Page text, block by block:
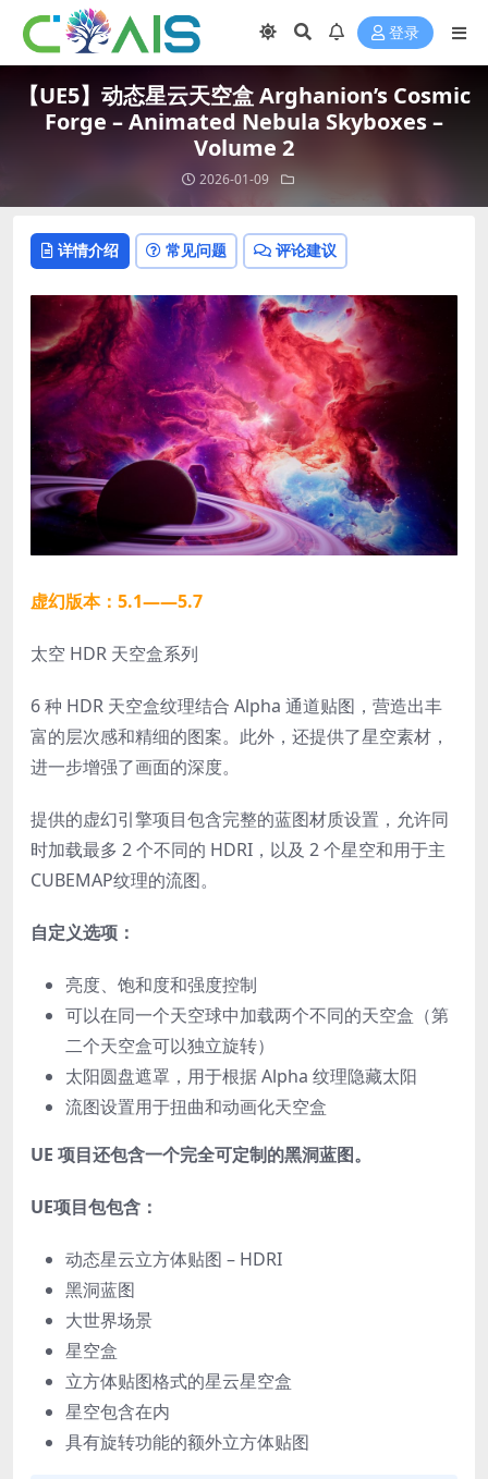
登录
【UE5】动态星云天空盒 Arghanion’s Cosmic
Forge – Animated Nebula Skyboxes –
Volume 2
2026-01-09
详情介绍 常见问题 评论建议
虚幻版本：5.1——5.7
太空 HDR 天空盒系列
6 种 HDR 天空盒纹理结合 Alpha 通道贴图，营造出丰
富的层次感和精细的图案。此外，还提供了星空素材，
进一步增强了画面的深度。
提供的虚幻引擎项目包含完整的蓝图材质设置，允许同
时加载最多 2 个不同的 HDRI，以及 2 个星空和用于主
CUBEMAP纹理的流图。
自定义选项：
亮度、饱和度和强度控制
可以在同一个天空球中加载两个不同的天空盒（第
二个天空盒可以独立旋转）
太阳圆盘遮罩，用于根据 Alpha 纹理隐藏太阳
流图设置用于扭曲和动画化天空盒
UE 项目还包含一个完全可定制的黑洞蓝图。
UE项目包包含：
动态星云立方体贴图 – HDRI
黑洞蓝图
大世界场景
星空盒
立方体贴图格式的星云星空盒
星空包含在内
具有旋转功能的额外立方体贴图